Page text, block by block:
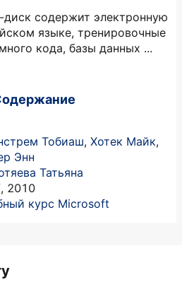
содержит электронную
языке, тренировочные
кода, базы данных ...
Тобиаш, Хотек Майк,
Энн
Татьяна
, 2010
курс Microsoft